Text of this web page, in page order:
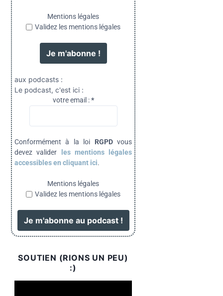
Mentions légales
Validez les mentions légales
aux podcasts :
Le podcast, c'est ici :
votre email :*
Conformément à la loi RGPDvous
devez valider
les mentions légales
accessibles en cliquant ici.
Mentions légales
Validez les mentions légales
SOUTIEN (RIONS UN PEU)
:)